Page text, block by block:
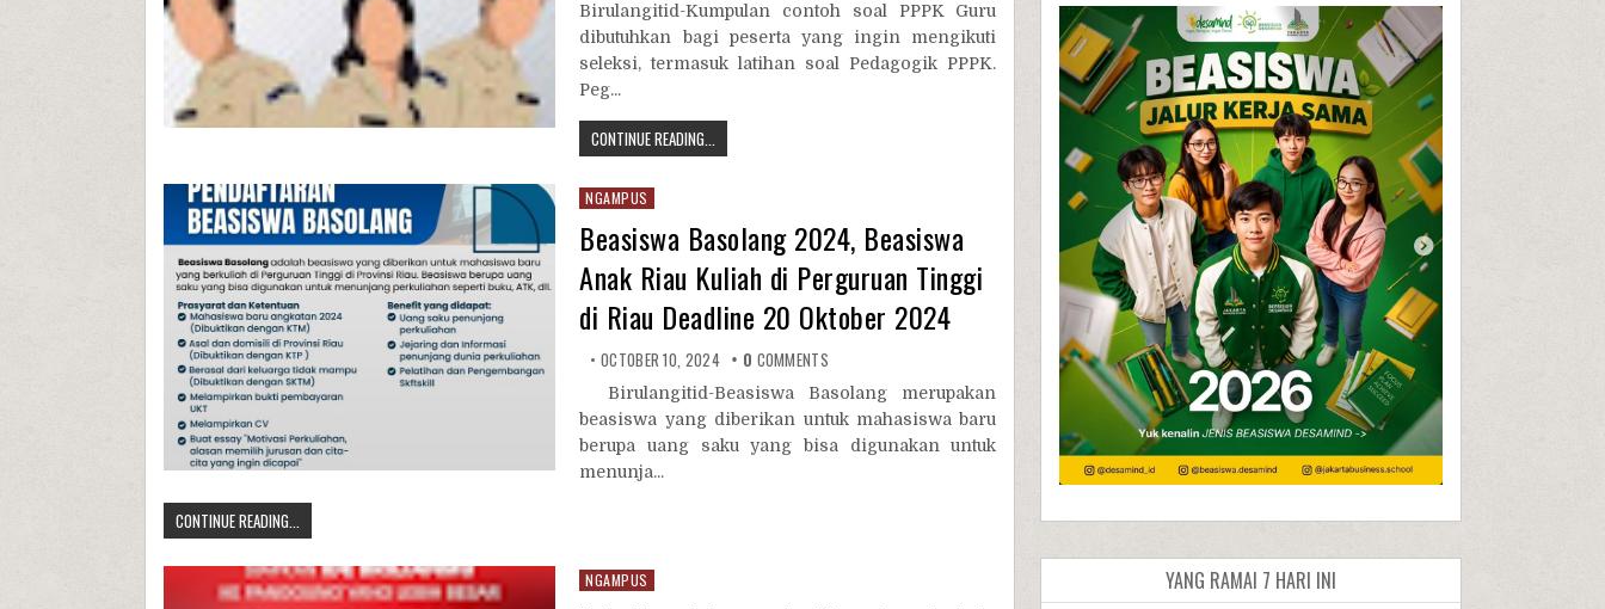
Birulangitid-Kumpulan contoh soal PPPK Guru
dibutuhkan bagi peserta yang ingin mengikuti
seleksi, termasuk latihan soal Pedagogik PPPK.
Peg...
CONTINUE READING...
NGAMPUS
Beasiswa Basolang 2024, Beasiswa
Anak Riau Kuliah di Perguruan Tinggi
di Riau Deadline 20 Oktober 2024
OCTOBER 10, 2024 0 COMMENTS
Birulangitid-Beasiswa Basolang merupakan
beasiswa yang diberikan untuk mahasiswa baru
berupa uang saku yang bisa digunakan untuk
menunja...
CONTINUE READING...
NGAMPUS YANG RAMAI 7 HARI INI